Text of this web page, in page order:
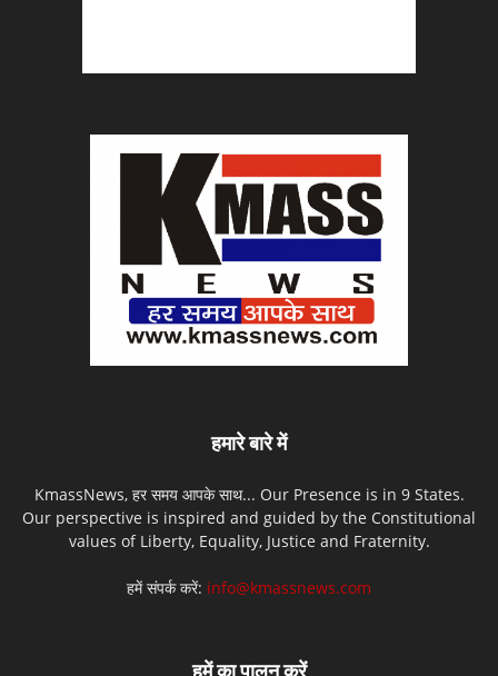
हमारे बारे में
KmassNews, हर समय आपके साथ... Our Presence is in 9 States.
Our perspective is inspired and guided by the Constitutional
values of Liberty, Equality, Justice and Fraternity.
हमें संपर्क करें: info@kmassnews.com